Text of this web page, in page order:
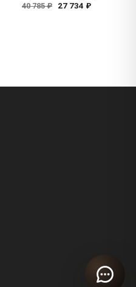
40 785 ₽
27 734 ₽